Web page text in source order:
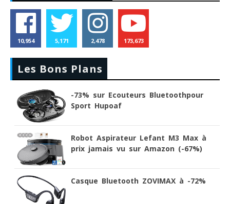
10,954 5,171 2,478 173,673
Les Bons Plans
-73% sur Ecouteurs Bluetoothpour
Sport Hupoaf
Robot Aspirateur Lefant M3 Max à
prix jamais vu sur Amazon (-67%)
Casque Bluetooth ZOVIMAX à -72%